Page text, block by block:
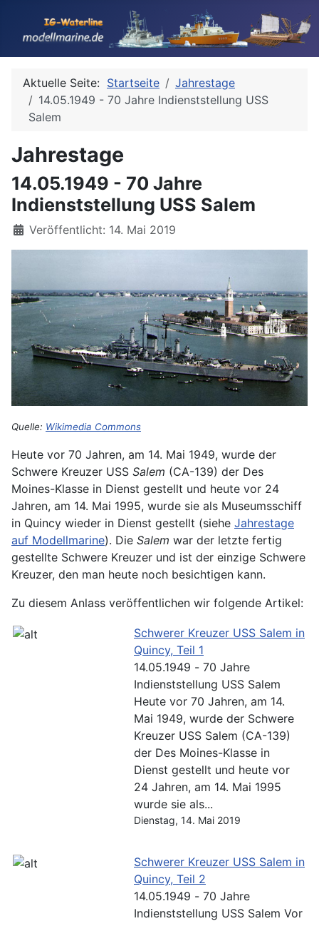
Aktuelle Seite: Startseite
Jahrestage
14.05.1949 - 70 Jahre Indienststellung USS
Salem
Jahrestage
14.05.1949 - 70 Jahre
Indienststellung USS Salem
Details
Veröffentlicht: 14. Mai 2019
Quelle: Wikimedia Commons
Heute vor 70 Jahren, am 14. Mai 1949, wurde der
Schwere Kreuzer USS Salem (CA-139) der Des
Moines-Klasse in Dienst gestellt und heute vor 24
Jahren, am 14. Mai 1995, wurde sie als Museumsschiff
in Quincy wieder in Dienst gestellt (siehe Jahrestage
auf Modellmarine). Die Salem war der letzte fertig
gestellte Schwere Kreuzer und ist der einzige Schwere
Kreuzer, den man heute noch besichtigen kann.
Zu diesem Anlass veröffentlichen wir folgende Artikel:
Schwerer Kreuzer USS Salem in
Quincy, Teil 1
14.05.1949 - 70 Jahre
Indienststellung USS Salem
Heute vor 70 Jahren, am 14.
Mai 1949, wurde der Schwere
Kreuzer USS Salem (CA-139)
der Des Moines-Klasse in
Dienst gestellt und heute vor
24 Jahren, am 14. Mai 1995
wurde sie als...
Dienstag, 14. Mai 2019
Schwerer Kreuzer USS Salem in
Quincy, Teil 2
14.05.1949 - 70 Jahre
Indienststellung USS Salem Vor